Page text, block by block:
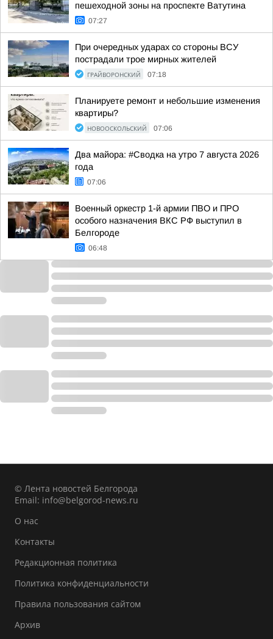
пешеходной зоны на проспекте Ватутина
07:27
При очередных ударах со стороны ВСУ
пострадали трое мирных жителей
ГРАЙВОРОНСКИЙ 07:18
Планируете ремонт и небольшие изменения
квартиры?
НОВООСКОЛЬСКИЙ 07:06
Два майора: #Сводка на утро 7 августа 2026
года
07:06
Военный оркестр 1-й армии ПВО и ПРО
особого назначения ВКС РФ выступил в
Белгороде
06:48
© Лента новостей Белгорода
Email: info@belgorod-news.ru
О нас
Контакты
Редакционная политика
Политика конфиденциальности
Правила пользования сайтом
Архив